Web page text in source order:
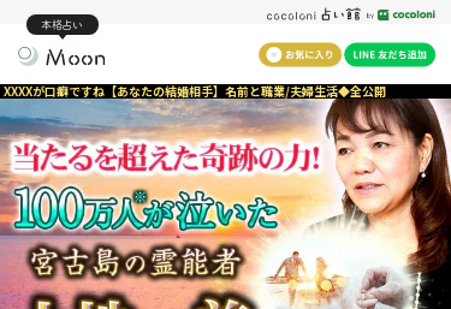
本格占い
XXXXが口癖ですね【あなたの結婚相手】名前と職業/夫婦生活◆全公開
※